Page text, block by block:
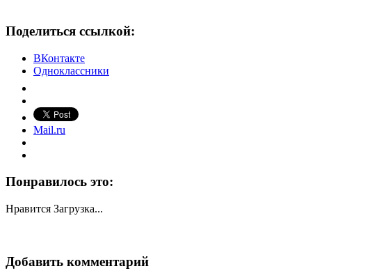
Поделиться ссылкой:
ВКонтакте
Одноклассники
Mail.ru
Понравилось это:
Нравится Загрузка...
Добавить комментарий